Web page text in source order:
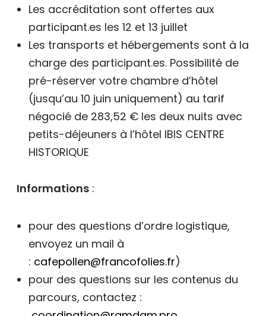
Les accréditation sont offertes aux
participant.es les 12 et 13 juillet
Les transports et hébergements sont à la
charge des participant.es. Possibilité de
pré-réserver votre chambre d’hôtel
(jusqu’au 10 juin uniquement) au tarif
négocié de 283,52 € les deux nuits avec
petits-déjeuners à l’hôtel IBIS CENTRE
HISTORIQUE
Informations :
pour des questions d’ordre logistique,
envoyez un mail à
: cafepollen@francofolies.fr)
pour des questions sur les contenus du
parcours, contactez :